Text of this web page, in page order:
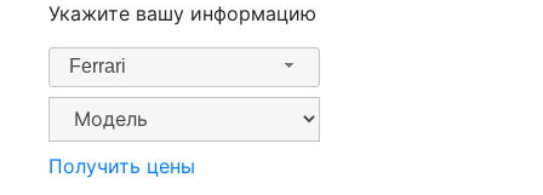
Укажите вашу информацию
Ferrari
Получить цены